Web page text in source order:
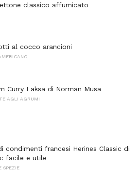
classico affumicato
al cocco arancioni
Curry Laksa di Norman Musa
AGLI AGRUMI
condimenti francesi Herines Classic di
facile e utile
SPEZIE